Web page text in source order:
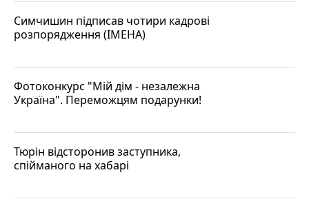
Симчишин підписав чотири кадрові
розпорядження (ІМЕНА)
Фотоконкурс "Мій дім - незалежна
Україна". Переможцям подарунки!
Тюрін відсторонив заступника,
спійманого на хабарі